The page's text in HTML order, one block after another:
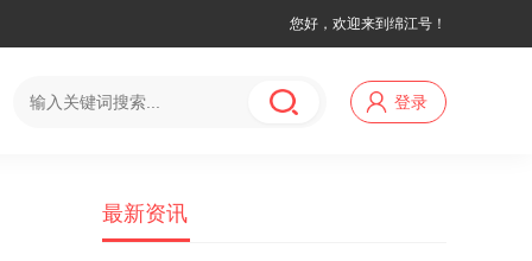
您好，欢迎来到绵江号！
登录
最新资讯